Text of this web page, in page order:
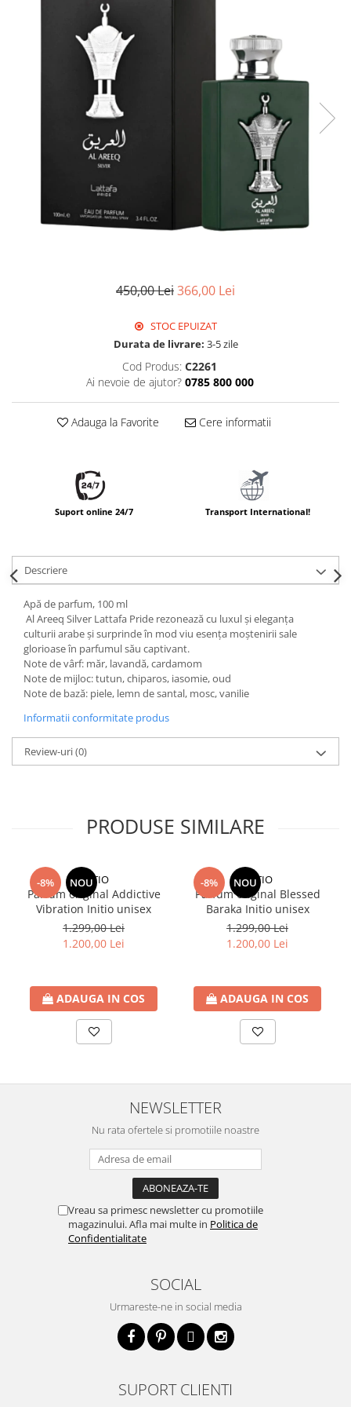
450,00 Lei366,00 Lei
STOC EPUIZAT
Durata de livrare: 3-5 zile
Cod Produs: C2261
Ai nevoie de ajutor? 0785 800 000
Adauga la Favorite Cere informatii
Suport online 24/7 Transport International!
Descriere
Apă de parfum, 100 ml
Al Areeq Silver Lattafa Pride rezonează cu luxul și eleganța
culturii arabe și surprinde în mod viu esența moștenirii sale
glorioase în parfumul său captivant.
Note de vârf: măr, lavandă, cardamom
Note de mijloc: tutun, chiparos, iasomie, oud
Note de bază: piele, lemn de santal, mosc, vanilie
Informatii conformitate produs
Review-uri(0)
PRODUSE SIMILARE
-8% NOU
INITIO
Parfum original Addictive
Vibration Initio unisex
1.299,00 Lei
1.200,00 Lei
ADAUGA IN COS
-8% NOU
INITIO
Parfum original Blessed
Baraka Initio unisex
1.299,00 Lei
1.200,00 Lei
ADAUGA IN COS
NEWSLETTER
Nu rata ofertele si promotiile noastre
Vreau sa primesc newsletter cu promotiile
magazinului. Afla mai multe in Politica de
Confidentialitate
SOCIAL
Urmareste-ne in social media
SUPORT CLIENTI